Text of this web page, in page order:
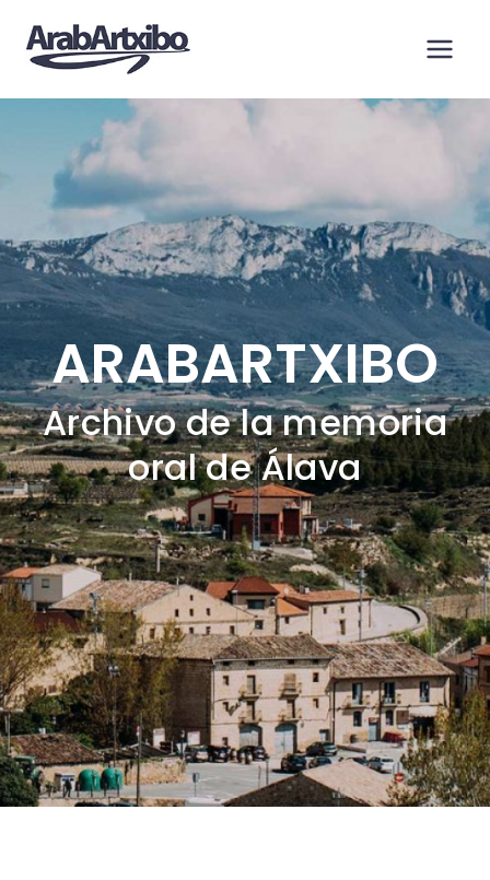
contenido
ARABARTXIBO
Archivo de la memoria
oral de Álava